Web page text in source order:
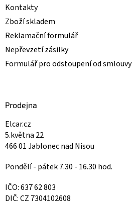
Kontakty
Zboží skladem
Reklamační formulář
Nepřevzetí zásilky
Formulář pro odstoupení od smlouvy
Prodejna
Elcar.cz
5.května 22
466 01 Jablonec nad Nisou
Pondělí - pátek 7.30 - 16.30 hod.
IČO: 637 62 803
DIČ: CZ 7304102608